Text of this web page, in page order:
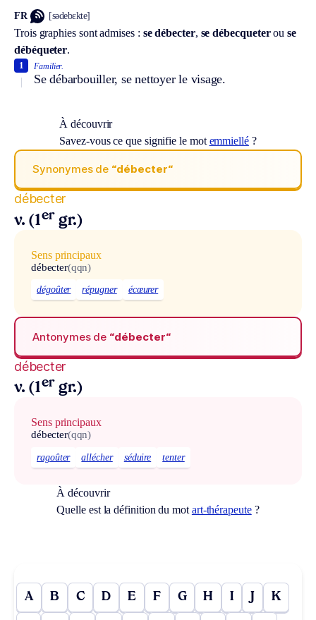
FR [sədebɛkte]
Trois graphies sont admises : se débecter, se débecqueterouse
débéqueter.
Familier.
Se débarbouiller, se nettoyer le visage.
1
À découvrir
Savez-vous ce que signifie le mot emmiellé?
Synonymes de “débecter“
débecter
v. (1er gr.)
Sens principaux
débecter(qqn)
dégoûter répugner écœurer
Antonymes de “débecter“
débecter
v. (1er gr.)
Sens principaux
débecter(qqn)
ragoûter allécher séduire tenter
À découvrir
Quelle est la définition du mot art-thérapeute?
A B C D E F G H I J K